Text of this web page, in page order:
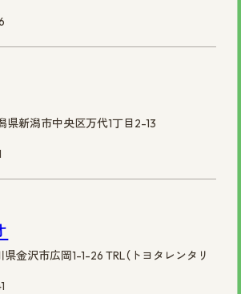
新潟市中央区万代1丁目2-13
沢市広岡1-1-26 TRL（トヨタレンタリ